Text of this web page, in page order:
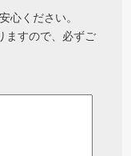
心ください。
ますので、必ずご